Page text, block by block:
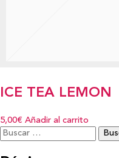
ICE TEA LEMON
5,00€ Añadir al carrito
Buscar: